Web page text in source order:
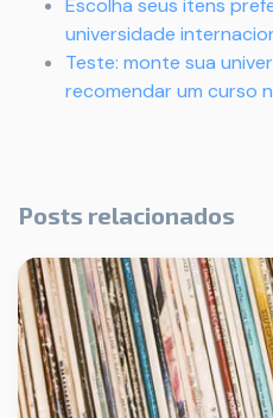
Escolha seus itens
universidade
Teste: monte sua
recomendar um curso
Posts relacionados